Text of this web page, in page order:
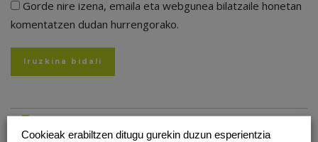
Gorde nire izena, emaila eta webgunea bilatzaile honetan
komentatzen dudan hurrengorako.
Cookieak erabiltzen ditugu gurekin duzun esperientzia